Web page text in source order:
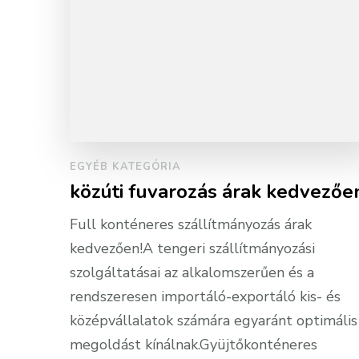
EGYÉB KATEGÓRIA
közúti fuvarozás árak
Full konténeres szállítmányozás árak
kedvezően!A tengeri szállítmányozási
szolgáltatásai az alkalomszerűen és a
rendszeresen importáló-exportáló kis- és
középvállalatok számára egyaránt optimális
megoldást kínálnak.Gyüjtőkonténeres